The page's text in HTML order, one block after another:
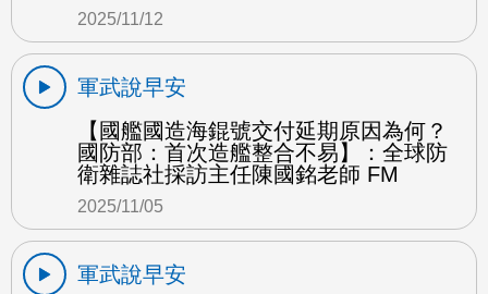
2025/11/12
軍武說早安
【國艦國造海錕號交付延期原因為何？
國防部：首次造艦整合不易】：全球防
衛雜誌社採訪主任陳國銘老師 FM
2025/11/05
軍武說早安